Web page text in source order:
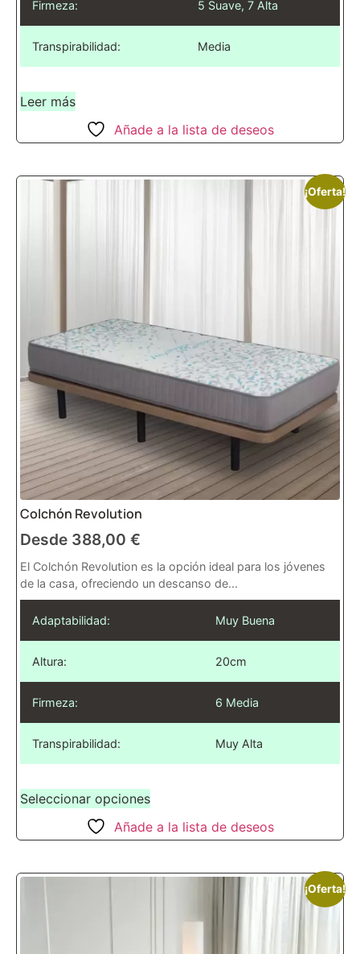
Firmeza: 5 Suave, 7 Alta
Transpirabilidad: Media
Leer más
Añade a la lista de deseos
¡Oferta!
Colchón Revolution
Desde 388,00 €
El Colchón Revolution es la opción ideal para los jóvenes
de la casa, ofreciendo un descanso de...
Adaptabilidad: Muy Buena
Altura: 20cm
Firmeza: 6 Media
Transpirabilidad: Muy Alta
Seleccionar opciones
Añade a la lista de deseos
¡Oferta!